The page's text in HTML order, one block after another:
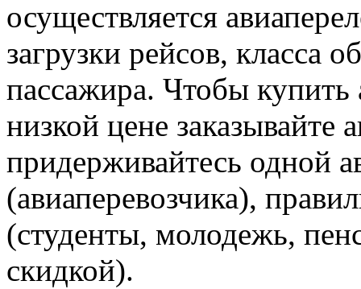
осуществляется
загрузки рейсов, класса
пассажира. Чтобы
низкой цене заказывайте
придерживайтесь одной
(авиаперевозчика),
(студенты, молодежь,
скидкой).